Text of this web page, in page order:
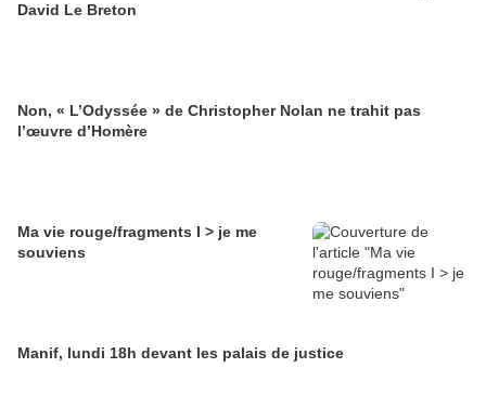
David Le Breton
Non, « L’Odyssée » de Christopher Nolan ne trahit pas
l’œuvre d’Homère
Ma vie rouge/fragments I > je me
souviens
Manif, lundi 18h devant les palais de justice